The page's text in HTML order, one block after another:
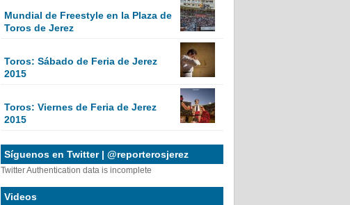
Mundial de Freestyle en la Plaza de
Toros de Jerez
Toros: Sábado de Feria de Jerez
2015
Toros: Viernes de Feria de Jerez
2015
Síguenos en Twitter | @reporterosjerez
Twitter Authentication data is incomplete
Videos